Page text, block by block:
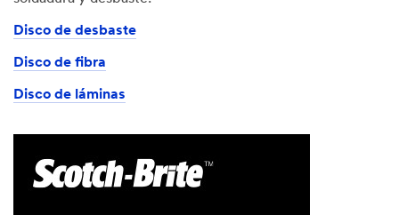
Disco de desbaste
Disco de fibra
Disco de láminas